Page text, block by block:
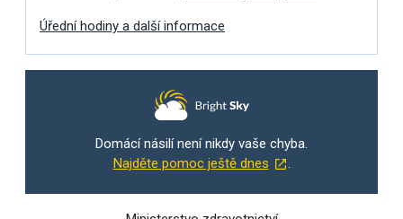
Úřední hodiny a další informace
Domácí násilí není nikdy vaše chyba.
Najděte pomoc ještě dnes
.